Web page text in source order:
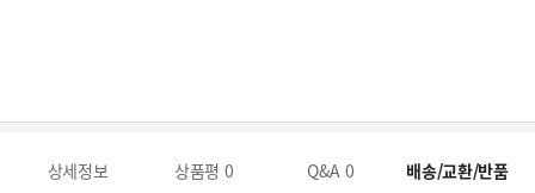
상세정보 상품평 0 Q&A 0 배송/교환/반품